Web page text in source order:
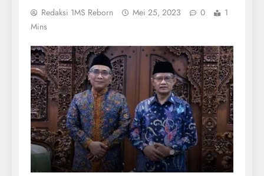
Redaksi 1MS Reborn Mei 25, 2023 0
1
Mins